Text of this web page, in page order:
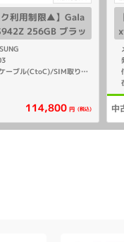
ク利用制限▲】Gala
256GB ブラッ
SIMフリー】
付属品: 箱/USBケーブル(CtoC)/SIM取り出し用ピン/クイックスタートガイド
114,800 円 (税込) 中